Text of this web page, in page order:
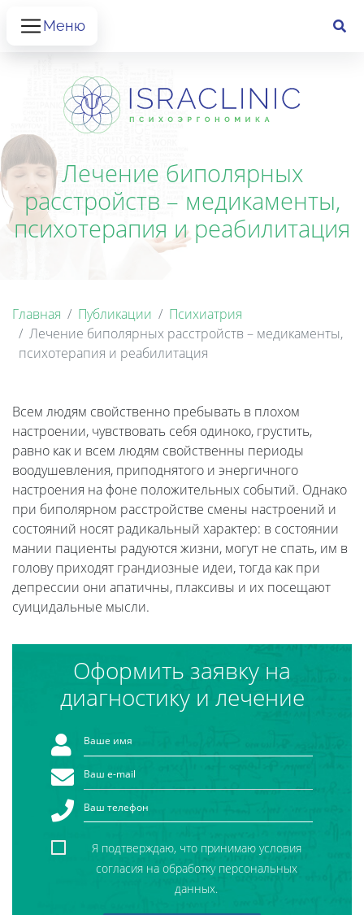
Меню
Лечение биполярных
расстройств – медикаменты,
психотерапия и реабилитация
Главная Публикации
Психиатрия
Лечение биполярных расстройств – медикаменты,
психотерапия и реабилитация
Всем людям свойственно пребывать в плохом
настроении, чувствовать себя одиноко, грустить,
равно как и всем людям свойственны периоды
воодушевления, приподнятого и энергичного
настроения на фоне положительных событий. Однако
при биполярном расстройстве смены настроений и
состояний носят радикальный характер: в состоянии
мании пациенты радуются жизни, могут не спать, им в
голову приходят грандиозные идеи, тогда как при
депрессии они апатичны, плаксивы и их посещают
суицидальные мысли.
Оформить заявку на
диагностику и лечение
Я подтверждаю, что принимаю условия
согласия на обработку персональных
данных.